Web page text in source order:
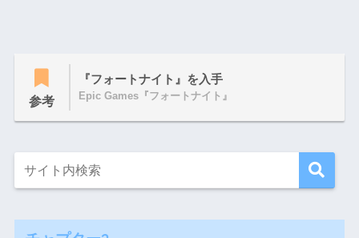
参考
『フォートナイト』を入手
Epic Games『フォートナイト』